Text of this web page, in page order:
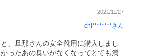
2021/11/27
chi********さん
、旦那さんの安全靴用に購入しまし
ったあの臭いがなくなってとても満